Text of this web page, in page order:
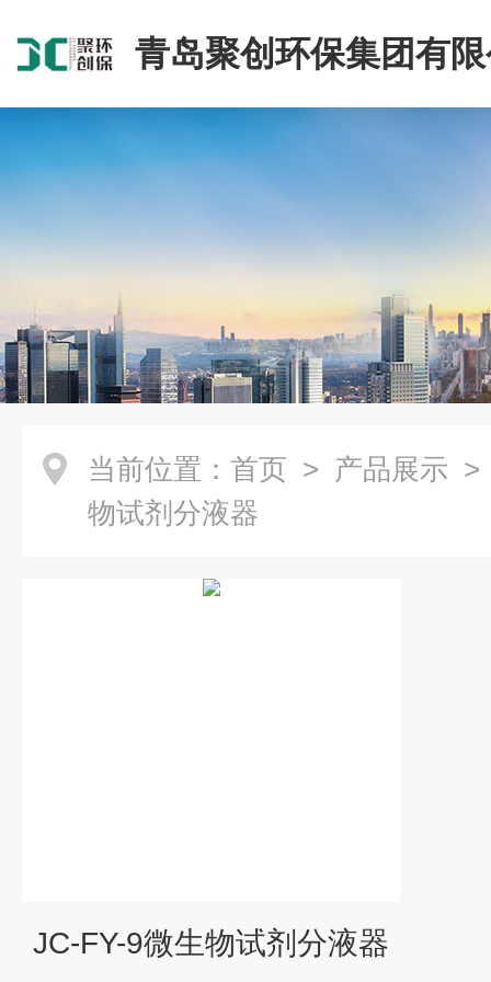
青岛聚创环保集团有
当前位置： 首页 > 产品展示
物试剂分液器
JC-FY-9微生物试剂分液器